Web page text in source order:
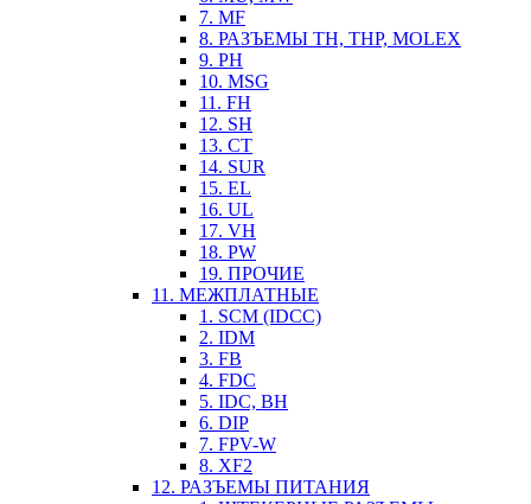
7. MF
8. РАЗЪЕМЫ TH, THP, MOLEX
9. PH
10. MSG
11. FH
12. SH
13. CT
14. SUR
15. EL
16. UL
17. VH
18. PW
19. ПРОЧИЕ
11. МЕЖПЛАТНЫЕ
1. SCM (IDCC)
2. IDM
3. FB
4. FDC
5. IDC, BH
6. DIP
7. FPV-W
8. XF2
12. РАЗЪЕМЫ ПИТАНИЯ